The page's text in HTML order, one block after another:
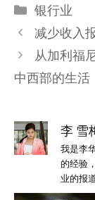
分
类
银行业
减少收入
从加利福
中西部的生活
李 雪
我是李
的经验
业的报